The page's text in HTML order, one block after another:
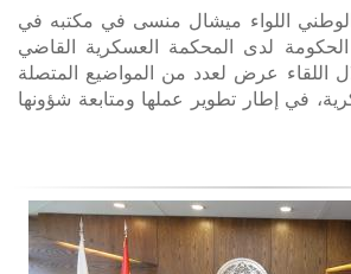
الوطني اللواء ميشال منسى في مكتبه في
لدى المحكمة العسكرية القاضي
اللقاء عرض لعدد من المواضيع المتصلة
في إطار تطوير عملها ومتابعة شؤونها